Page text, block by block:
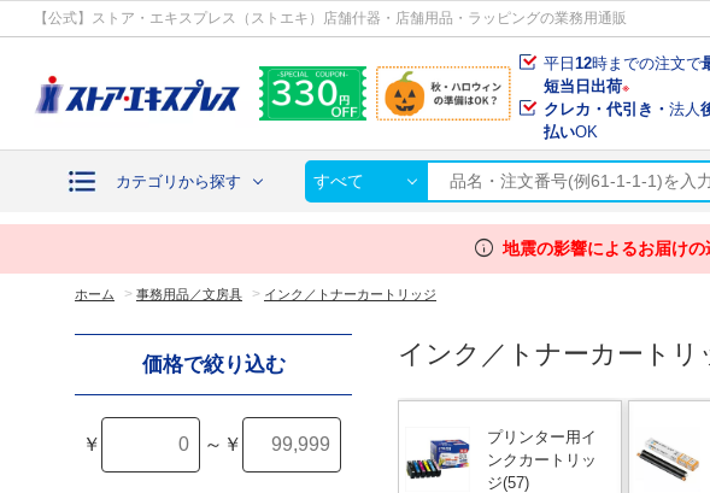
【公式】ストア・エキスプレス（ストエキ）店舗什器・店舗用品・ラッピングの業務用通販
平日12時までの注文で
短当日出荷※
クレカ・代引き・法人
払いOK
カテゴリから探す すべて
info 地震の影響によるお届け
ホーム > 事務用品／文房具 > インク／トナーカートリッジ
価格で絞り込む
￥ ～ ￥
インク／トナーカートリ
プリンター用イ
ンクカートリッ
ジ(57)